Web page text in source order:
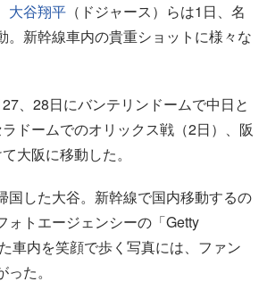
大谷翔平 （ドジャース）らは1日、名
。新幹線車内の貴重ショットに様々な
、28日にバンテリンドームで中日と
ドームでのオリックス戦（2日）、阪
大阪に移動した。
国した大谷。新幹線で国内移動するの
ォトエージェンシーの「Getty
車内を笑顔で歩く写真には、ファン
た。